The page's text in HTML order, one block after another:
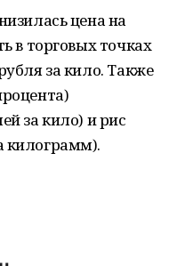
цена на
в торговых точках
за кило. Также
за кило) и рис
килограмм).